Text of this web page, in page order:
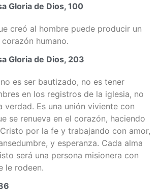
Gloria de Dios, 100
creó al hombre puede producir un
humano.
Gloria de Dios, 203
es ser bautizado, no es tener
en los registros de la iglesia, no
verdad. Es una unión viviente con
se renueva en el corazón, haciendo
por la fe y trabajando con amor,
y esperanza. Cada alma
será una persona misionera con
le rodeen.